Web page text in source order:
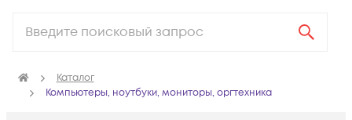
Каталог
Компьютеры, ноутбуки, мониторы, оргтехника